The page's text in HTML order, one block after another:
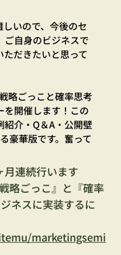
いので、今後のセ
ご自身のビジネスで
だきたいと思って
略ごっこと確率思考
を開催します！この
介・Q＆A・公開壁
豪華版です。奮って
月連続行います
略ごっこ』と『確率
ネスに実装するに
marketingsemi